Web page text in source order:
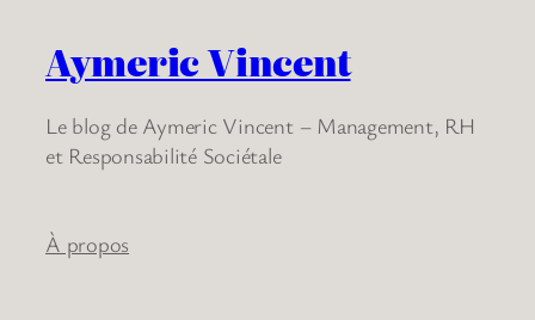
Aymeric Vincent
Le blog de Aymeric Vincent – Management, RH
et Responsabilité Sociétale
À propos